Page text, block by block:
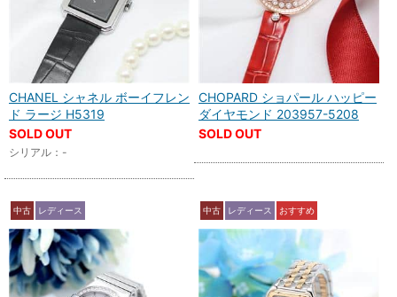
CHANEL シャネル ボーイフレン
ド ラージ H5319
SOLD OUT
シリアル：-
CHOPARD ショパール ハッピー
ダイヤモンド 203957-5208
SOLD OUT
中古 レディース 中古 レディース おすすめ